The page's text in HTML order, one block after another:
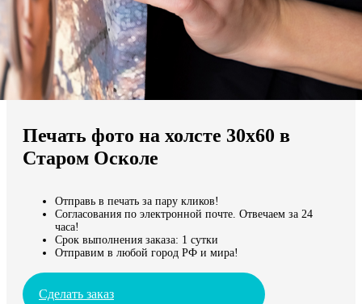
Мы доставляем по всему миру
Продолжить без города
Печать фото на холсте 30х60 в
Старом Осколе
Отправь в печать за пару кликов!
Согласования по электронной почте. Отвечаем за 24
часа!
Срок выполнения заказа: 1 сутки
Отправим в любой город РФ и мира!
Сделать заказ